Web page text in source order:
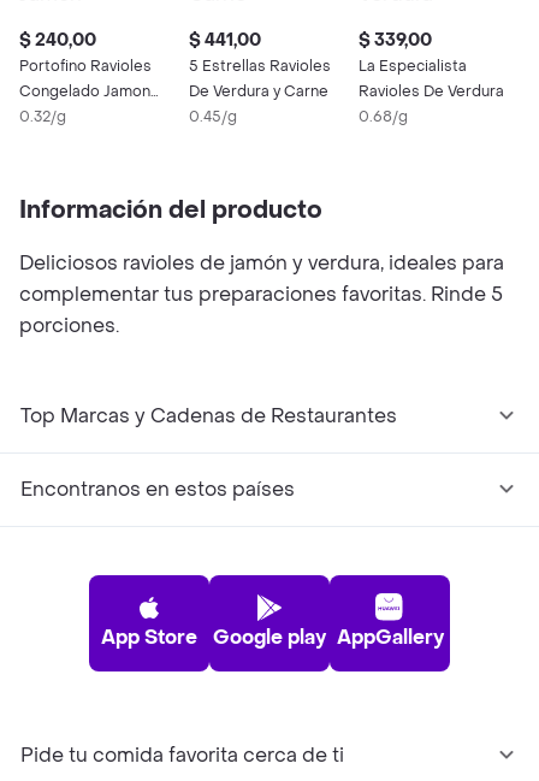
$ 240,00
Portofino Ravioles
Congelado Jamon
Muzzarella
0.32/g
$ 441,00
5 Estrellas Ravioles
De Verdura y Carne
0.45/g
$ 339,00
La Especialista
Ravioles De Verdura
0.68/g
Información del producto
Deliciosos ravioles de jamón y verdura, ideales para
complementar tus preparaciones favoritas. Rinde 5
porciones.
Top Marcas y Cadenas de Restaurantes
Encontranos en estos países
App Store Google play AppGallery
Pide tu comida favorita cerca de ti